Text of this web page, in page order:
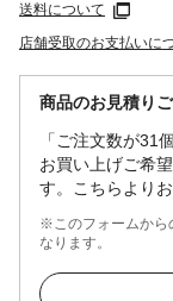
送料について
店舗受取のお支払いに
商品のお見積り
「ご注文数が31
お買い上げご希
す。こちらより
※このフォームから
なります。